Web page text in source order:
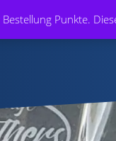
Punkte.
& Medien